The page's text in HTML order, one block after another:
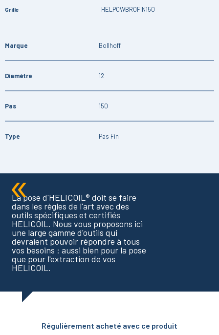
Grille HELPOWBROFIN150
Marque Bollhoff
Diamètre 12
Pas 150
Type Pas Fin
La pose d'HELICOIL® doit se faire
dans les règles de l'art avec des
outils spécifiques et certifiés
HELICOIL. Nous vous proposons ici
une large gamme d'outils qui
devraient pouvoir répondre à tous
vos besoins : aussi bien pour la pose
que pour l'extraction de vos
HELICOIL.
Régulièrement acheté avec ce produit